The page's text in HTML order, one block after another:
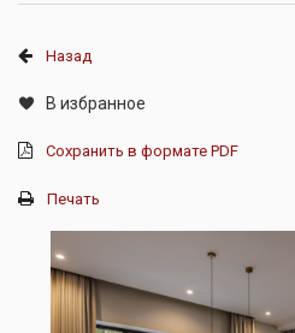
Назад
В избранное
Сохранить в формате PDF
Печать